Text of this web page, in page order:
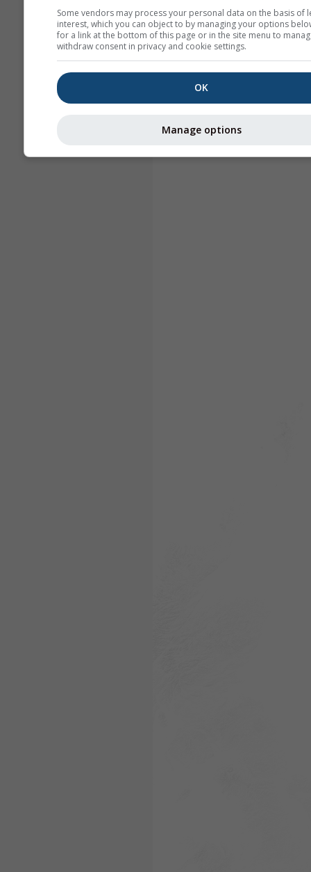
Some vendors may process your personal data on the basis of
interest, which you can object to by managing your options
for a link at the bottom of this page or in the site menu to
withdraw consent in privacy and cookie settings.
OK
Manage options